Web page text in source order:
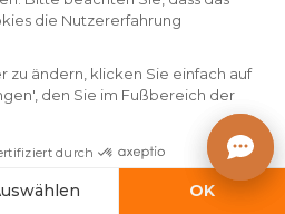
By Eminza
Kissenbezug aus Vierfach-
Musselin (60 x 60 cm)